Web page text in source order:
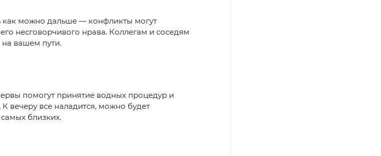
как можно дальше — конфликты могут
несговорчивого нрава. Коллегам и соседям
на вашем пути.
помогут принятие водных процедур и
вечеру все наладится, можно будет
самых близких.